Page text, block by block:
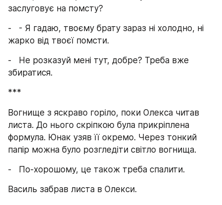
заслуговує на помсту?
-   - Я гадаю, твоєму брату зараз ні холодно, ні
жарко від твоєї помсти.
-   Не розказуй мені тут, добре? Треба вже
збиратися.
***
Вогнище з яскраво горіло, поки Олекса читав
листа. До нього скріпкою була прикріплена
формула. Юнак узяв її окремо. Через тонкий
папір можна було розгледіти світло вогнища.
-   По-хорошому, це також треба спалити.
Василь забрав листа в Олекси.